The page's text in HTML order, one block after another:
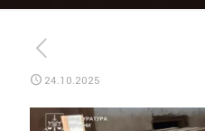
24.10.2025